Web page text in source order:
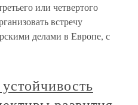
или четвертого
встречу
делами в Европе, с